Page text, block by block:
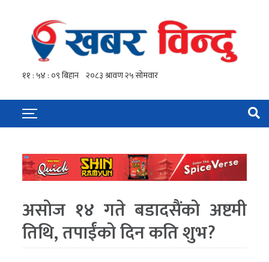
असोज १४ गते बडादसैंको अष्टमी
तिथि, तपाईंको दिन कति शुभ?